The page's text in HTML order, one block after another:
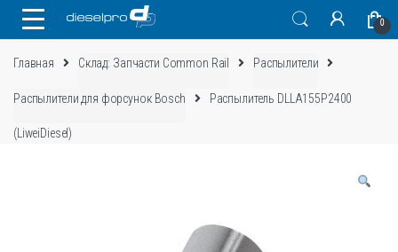
0
Главная Склад: Запчасти Common Rail Распылители
Распылители для форсунок Bosch Распылитель DLLA155P2400
(LiweiDiesel)